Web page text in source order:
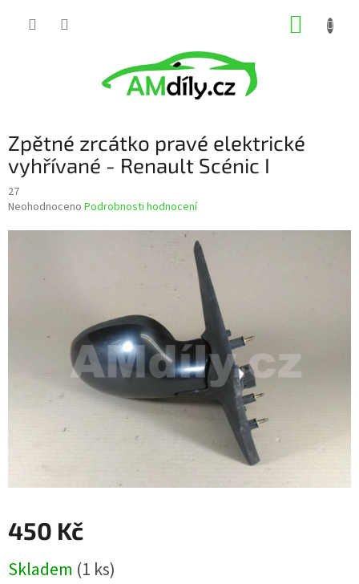
Zpětné zrcátko pravé elektrické
vyhřívané - Renault Scénic I
27
Průměrné
Neohodnoceno Podrobnosti hodnocení
450 Kč
cena:
Skladem (1 ks)